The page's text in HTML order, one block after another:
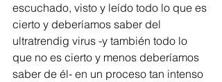
escuchado, visto y leído todo lo que es
cierto y deberíamos saber del
ultratrendig virus -y también todo lo
que no es cierto y menos deberíamos
saber de él- en un proceso tan intenso